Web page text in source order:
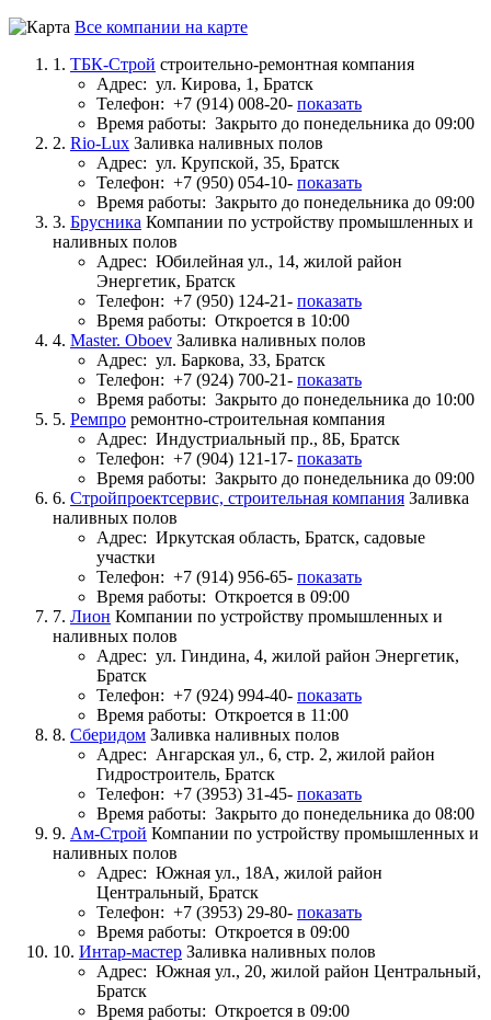
Все компании на карте
1. ТБК-Строй строительно-ремонтная компания
Адрес: ул. Кирова, 1, Братск
Телефон: +7 (914) 008-20- показать
Время работы: Закрыто до понедельника до 09:00
2. Rio-Lux Заливка наливных полов
Адрес: ул. Крупской, 35, Братск
Телефон: +7 (950) 054-10- показать
Время работы: Закрыто до понедельника до 09:00
3. Брусника Компании по устройству промышленных и
наливных полов
Адрес: Юбилейная ул., 14, жилой район
Энергетик, Братск
Телефон: +7 (950) 124-21- показать
Время работы: Откроется в 10:00
4. Master. Oboev Заливка наливных полов
Адрес: ул. Баркова, 33, Братск
Телефон: +7 (924) 700-21- показать
Время работы: Закрыто до понедельника до 10:00
5. Ремпро ремонтно-строительная компания
Адрес: Индустриальный пр., 8Б, Братск
Телефон: +7 (904) 121-17- показать
Время работы: Закрыто до понедельника до 09:00
6. Стройпроектсервис, строительная компания Заливка
наливных полов
Адрес: Иркутская область, Братск, садовые
участки
Телефон: +7 (914) 956-65- показать
Время работы: Откроется в 09:00
7. Лион Компании по устройству промышленных и
наливных полов
Адрес: ул. Гиндина, 4, жилой район Энергетик,
Братск
Телефон: +7 (924) 994-40- показать
Время работы: Откроется в 11:00
8. Сберидом Заливка наливных полов
Адрес: Ангарская ул., 6, стр. 2, жилой район
Гидростроитель, Братск
Телефон: +7 (3953) 31-45- показать
Время работы: Закрыто до понедельника до 08:00
9. Ам-Строй Компании по устройству промышленных и
наливных полов
Адрес: Южная ул., 18А, жилой район
Центральный, Братск
Телефон: +7 (3953) 29-80- показать
Время работы: Откроется в 09:00
10. Интар-мастер Заливка наливных полов
Адрес: Южная ул., 20, жилой район Центральный,
Братск
Время работы: Откроется в 09:00